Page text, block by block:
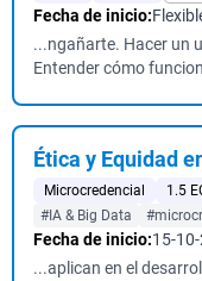
Fecha de inicio:
...ngañarte. Hacer un
Entender cómo
Ética y Equidad
Microcredencial 1.5
#IA & Big Data
Fecha de inicio:15-
...aplican en el